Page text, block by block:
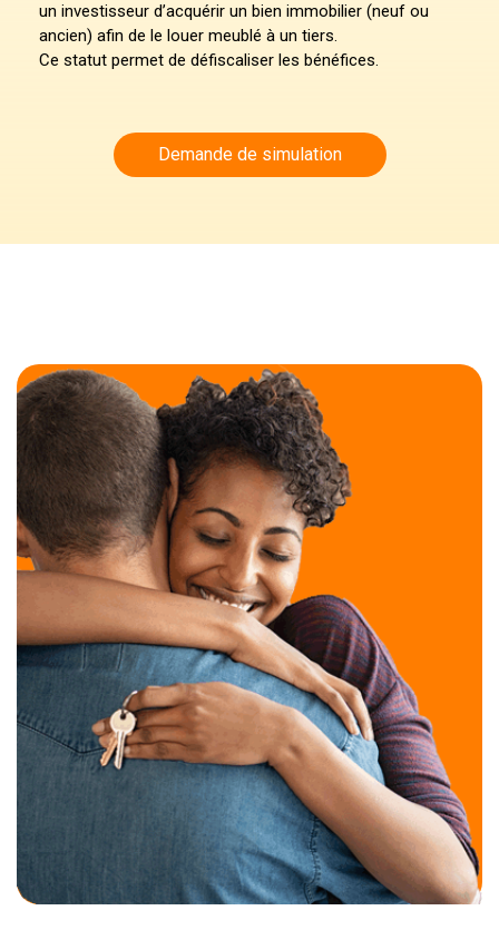
un investisseur d’acquérir un bien immobilier (neuf ou
ancien) afin de le louer meublé à un tiers.
Ce statut permet de défiscaliser les bénéfices.
Demande de simulation